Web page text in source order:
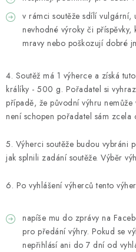
v rámci soutěže sdílí vulgární,
nevhodné výroky či
mravy nebo poškozují dobré
4. Soutěž má 1 výherce a získá
králíky - 500 g. Pořadatel si
případě, že původní výhru
není schopen pořadatel sám zcela
5. Výherci soutěže budou vybráni
jak splnili zadání soutěže. Výběr
6. Po vyhlášení výherců tento
napíše mu do zprávy na
pro předání výhry. Pokud se
nepřihlásí ani do 7 dní od